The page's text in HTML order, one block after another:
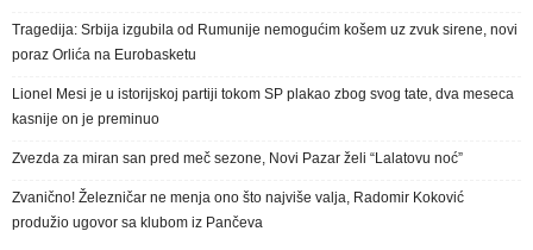
Tragedija: Srbija izgubila od Rumunije nemogućim košem uz zvuk sirene, novi
poraz Orlića na Eurobasketu
Lionel Mesi je u istorijskoj partiji tokom SP plakao zbog svog tate, dva meseca
kasnije on je preminuo
Zvezda za miran san pred meč sezone, Novi Pazar želi “Lalatovu noć”
Zvanično! Železničar ne menja ono što najviše valja, Radomir Koković
produžio ugovor sa klubom iz Pančeva